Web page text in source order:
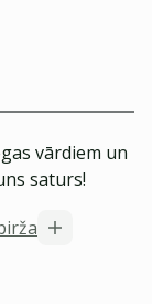
vārdiem un
saturs!